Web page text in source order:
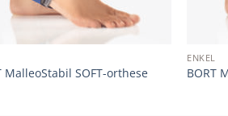
MalleoStabil SOFT-orthese
ENKEL
BORT